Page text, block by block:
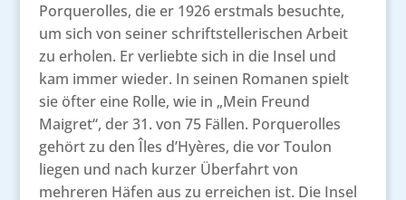
Porquerolles, die er 1926 erstmals besuchte,
um sich von seiner schriftstellerischen Arbeit
zu erholen. Er verliebte sich in die Insel und
kam immer wieder. In seinen Romanen spielt
sie öfter eine Rolle, wie in „Mein Freund
Maigret“, der 31. von 75 Fällen. Porquerolles
gehört zu den Îles d’Hyères, die vor Toulon
liegen und nach kurzer Überfahrt von
mehreren Häfen aus zu erreichen ist. Die Insel